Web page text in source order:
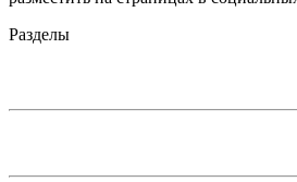
Разделы